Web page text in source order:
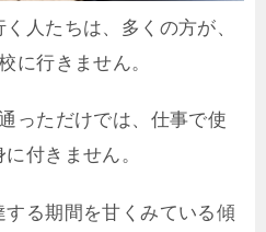
人たちは、多くの方が、
に行きません。
っただけでは、仕事で使
付きません。
る期間を甘くみている傾